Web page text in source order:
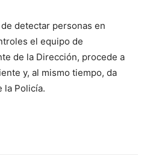
detectar personas en
el equipo de
de la Dirección, procede a
y, al mismo tiempo, da
la Policía.